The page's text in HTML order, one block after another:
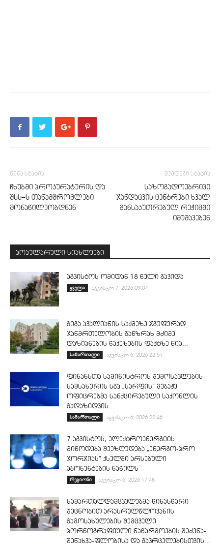
წინა სტატია
ჩხუბში პროკურატურის და
შსს–ს თანამშრომლები
მონაწილეობდნენ
შემდეგი სტატია
საზოგადოებრივი
ჯანდაცვის ცენტრები ხვალ
განსაკუთრებულ რეჟიმში
იმუშავებენ
პოპულარული სიახლეები
აგვისტოს ომიდან 18 წელი გავიდა
ყველა აგვისტო 7, 2026 09:04
გიგა ავალიანის საქმეზე ჯგუფურად
ჯანმრთელობის განზრახ მძიმე
დაზიანების წაქეზების ფაქტზე ნია...
სამართალი აგვისტო 6, 2026 22:51
ფინანსთა სამინისტროს შემოსავლების
სამსახურის სგპ „სარფის“ მებაჟე
ოფიცრებმა სანქცირებული საქონლის
გადაზიდვის...
სამართალი აგვისტო 6, 2026 22:46
7 აგვისტოს, ელექტროენერგიის
მიწოდება შეეზღუდება „ენერგო-პრო
ჯორჯიას“ ქსელში არსებული
აბონენტების ნაწილს
რეგიონი აგვისტო 6, 2026 17:48
სამართალდამცველებმა წინასწარი
შეცნობით არასრულწლოვანის
გამოსახულების შემცველი
პორნოგრაფიული ნაწარმოების შეძენა-
შენახვა-ფლობისა და გავრცელებისთვის...